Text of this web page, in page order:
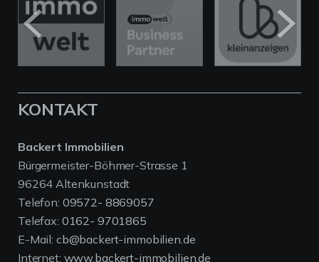
KONTAKT
Backert Immobilien
Bürgermeister-Böhmer-Strasse 1
96264 Altenkunstadt
Telefon: 09572- 8869057
Telefax: 0162- 9701865
E-Mail: cb@backert-immobilien.de
Internet: www.backert-immobilien.de